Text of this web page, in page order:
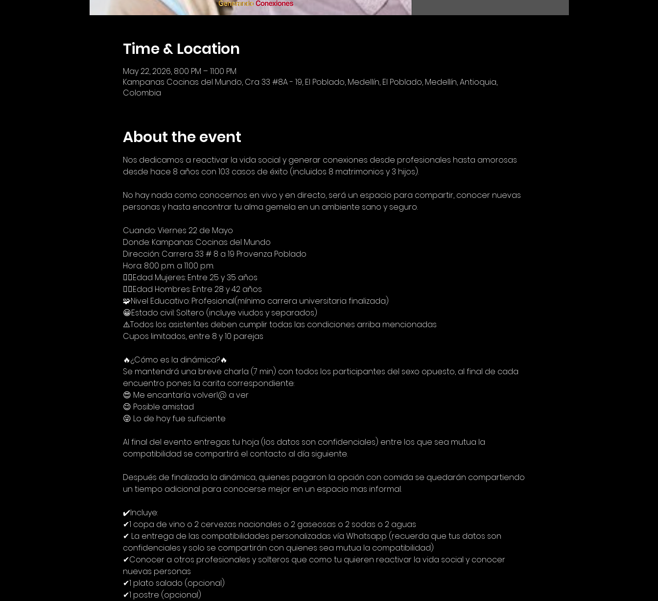
Time & Location
May 22, 2026, 8:00 PM – 11:00 PM
Kampanas Cocinas del Mundo, Cra 33 #8A - 19, El Poblado, Medellín, El Poblado, Medellín, Antioquia,
Colombia
About the event
Nos dedicamos a reactivar la vida social y generar conexiones desde profesionales hasta amorosas
desde hace 8 años con 103 casos de éxito (incluidos 8 matrimonios y 3 hijos).
No hay nada como conocernos en vivo y en directo, será un espacio para compartir, conocer nuevas
personas y hasta encontrar tu alma gemela en un ambiente sano y seguro.
Cuando: Viernes 22 de Mayo
Donde: Kampanas Cocinas del Mundo
Dirección: Carrera 33 # 8 a 19 Provenza Poblado
Hora: 8:00 p.m. a 11:00 p.m.
🙋‍♀Edad Mujeres: Entre 25 y 35 años
🙋‍♂Edad Hombres: Entre 28 y 42 años
🧩Nivel Educativo: Profesional(mínimo carrera universitaria finalizada)
😀Estado civil: Soltero (incluye viudos y separados)
⚠️Todos los asistentes deben cumplir todas las condiciones arriba mencionadas
Cupos limitados, entre 8 y 10 parejas
🔥¿Cómo es la dinámica?🔥
Se mantendrá una breve charla (7 min) con todos los participantes del sexo opuesto, al final de cada
encuentro pones la carita correspondiente:
😍 Me encantaría volverl@ a ver
😉 Posible amistad
😜 Lo de hoy fue suficiente
Al final del evento entregas tu hoja (los datos son confidenciales) entre los que sea mutua la
compatibilidad se compartirá el contacto al día siguiente.
Después de finalizada la dinámica, quienes pagaron la opción con comida se quedarán compartiendo
un tiempo adicional para conocerse mejor en un espacio mas informal.
✔️Incluye:
✔1 copa de vino o 2 cervezas nacionales o 2 gaseosas o 2 sodas o 2 aguas
✔ La entrega de las compatibilidades personalizadas vía Whatsapp (recuerda que tus datos son
confidenciales y solo se compartirán con quienes sea mutua la compatibilidad)
✔Conocer a otros profesionales y solteros que como tu quieren reactivar la vida social y conocer
nuevas personas
✔1 plato salado (opcional)
✔1 postre (opcional)